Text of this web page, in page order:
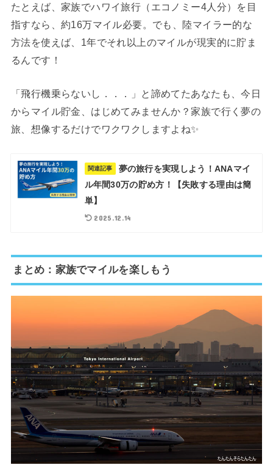
たとえば、家族でハワイ旅行（エコノミー4人分）を目
指すなら、約16万マイル必要。でも、陸マイラー的な
方法を使えば、1年でそれ以上のマイルが現実的に貯ま
るんです！
「飛行機乗らないし．．．」と諦めてたあなたも、今日
からマイル貯金、はじめてみませんか？家族で行く夢の
旅、想像するだけでワクワクしますよね✨
関連記事
夢の旅行を実現しよう！ANAマイ
ル年間30万の貯め方！【失敗する理由は簡
単】
2025.12.14
まとめ：家族でマイルを楽しもう